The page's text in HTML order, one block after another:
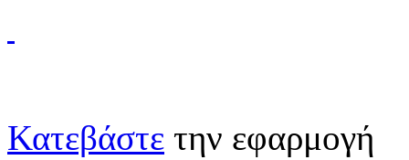
Κατεβάστε την εφαρμογή